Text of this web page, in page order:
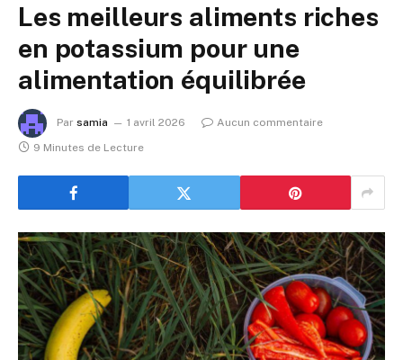
Les meilleurs aliments riches
en potassium pour une
alimentation équilibrée
Par samia 1 avril 2026
Aucun commentaire
9 Minutes de Lecture